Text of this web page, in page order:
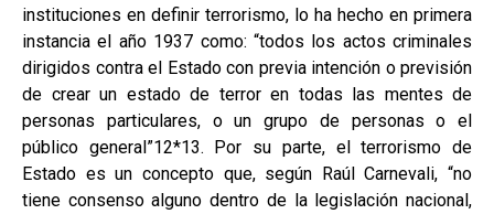
instituciones en definir terrorismo, lo ha hecho en primera
instancia el año 1937 como: “todos los actos criminales
dirigidos contra el Estado con previa intención o previsión
de crear un estado de terror en todas las mentes de
personas particulares, o un grupo de personas o el
público general”12*13. Por su parte, el terrorismo de
Estado es un concepto que, según Raúl Carnevali, “no
tiene consenso alguno dentro de la legislación nacional,